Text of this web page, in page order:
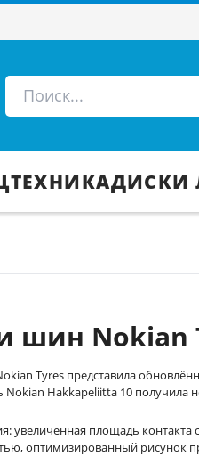
ДИСКИ
шин Nokian
Tyres представила
Hakkapeliitta 10 получила
увеличенная площадь
оптимизированный рисунок